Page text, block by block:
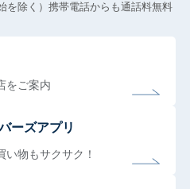
を除く）携帯電話からも通話料無料
をご案内
ーズアプリ
物もサクサク！